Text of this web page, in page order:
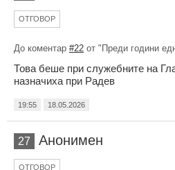
ОТГОВОР
До коментар #22 от "Преди години
Това беше при служебните на
назначиха при Радев
19:55 18.05.2026
27 Анонимен
ОТГОВОР